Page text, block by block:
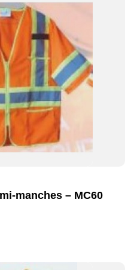
manches – MC60